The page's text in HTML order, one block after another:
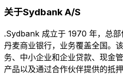
关于Sydbank A/S
.Sydbank 成立于 1970 年，总
丹麦商业银行，业务覆盖全国。
务、中小企业和企业贷款、现金
产品以及通过合作伙伴提供的抵